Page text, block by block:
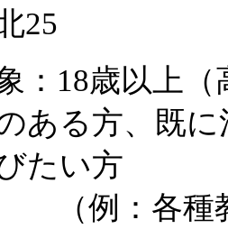
25
18歳以上（
ある方、既
たい方
各種教育